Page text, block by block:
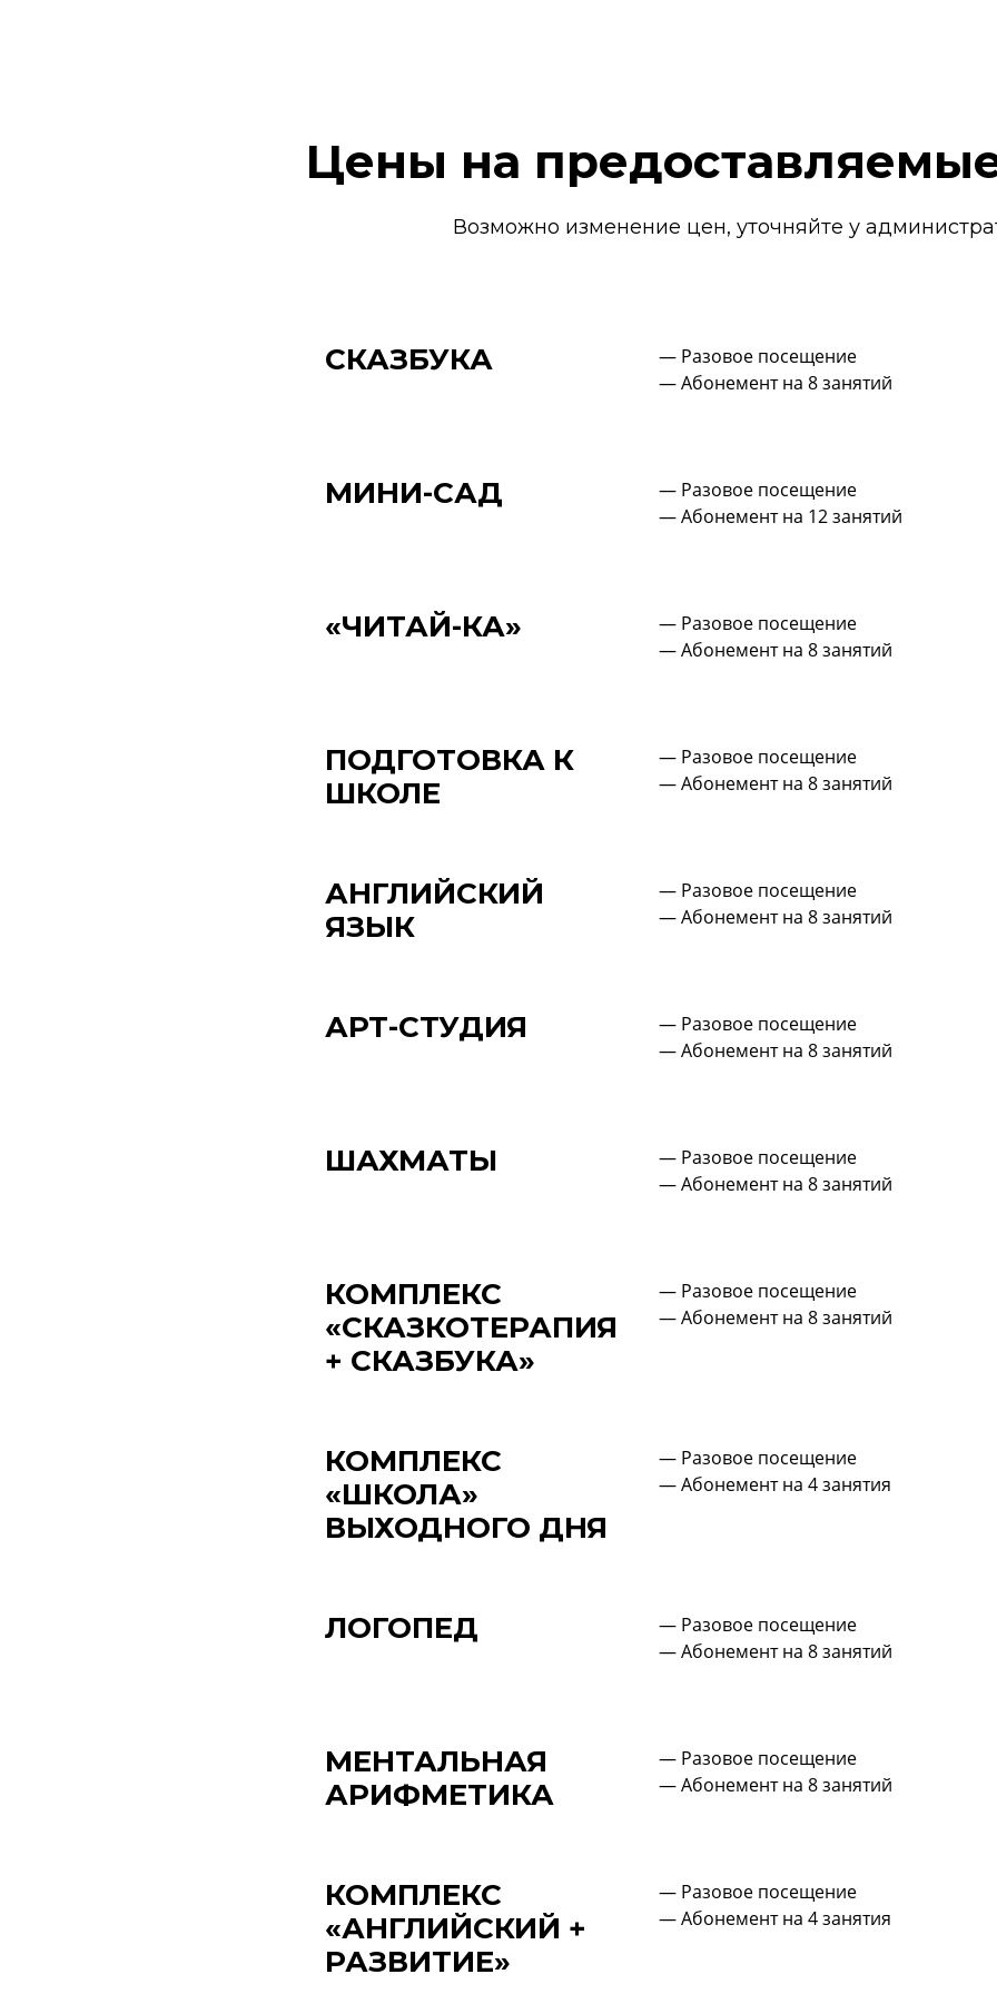
Цены на
Возможно изменение цен, уточняйте у
СКАЗБУКА
— Разовое посещение
— Абонемент на 8 занятий
МИНИ-САД
— Разовое посещение
— Абонемент на 12 занятий
«ЧИТАЙ-КА»
— Разовое посещение
— Абонемент на 8 занятий
ПОДГОТОВКА К
ШКОЛЕ
— Разовое посещение
— Абонемент на 8 занятий
АНГЛИЙСКИЙ
ЯЗЫК
— Разовое посещение
— Абонемент на 8 занятий
АРТ-СТУДИЯ
— Разовое посещение
— Абонемент на 8 занятий
ШАХМАТЫ
— Разовое посещение
— Абонемент на 8 занятий
КОМПЛЕКС
«СКАЗКОТЕРАПИЯ
+ СКАЗБУКА»
— Разовое посещение
— Абонемент на 8 занятий
КОМПЛЕКС
«ШКОЛА»
ВЫХОДНОГО ДНЯ
— Разовое посещение
— Абонемент на 4 занятия
ЛОГОПЕД
— Разовое посещение
— Абонемент на 8 занятий
МЕНТАЛЬНАЯ
АРИФМЕТИКА
— Разовое посещение
— Абонемент на 8 занятий
КОМПЛЕКС
«АНГЛИЙСКИЙ +
РАЗВИТИЕ»
— Разовое посещение
— Абонемент на 4 занятия